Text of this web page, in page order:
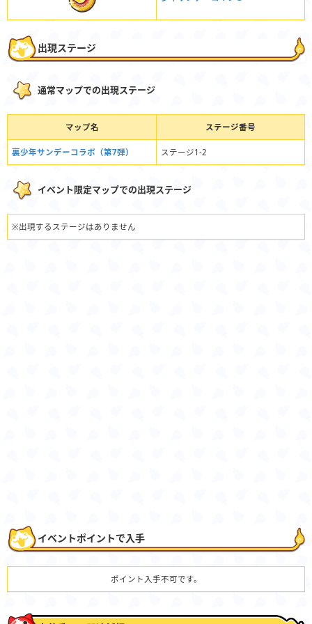
出現ステージ
通常マップでの出現ステージ
マップ名 ステージ番号
裏少年サンデーコラボ（第7弾） ステージ1-2
イベント限定マップでの出現ステージ
※出現するステージはありません
イベントポイントで入手
ポイント入手不可です。